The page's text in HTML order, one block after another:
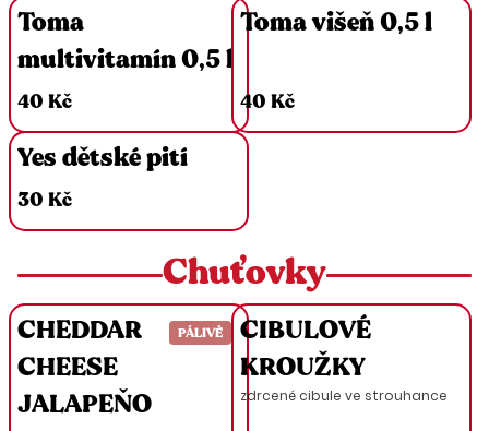
Toma
multivitamín 0,5 l
40 Kč
Toma višeň 0,5 l
40 Kč
Yes dětské pití
30 Kč
Chuťovky
PÁLIVÉ
CHEDDAR
CHEESE
JALAPEŇO
CIBULOVÉ
KROUŽKY
zdrcené cibule ve strouhance